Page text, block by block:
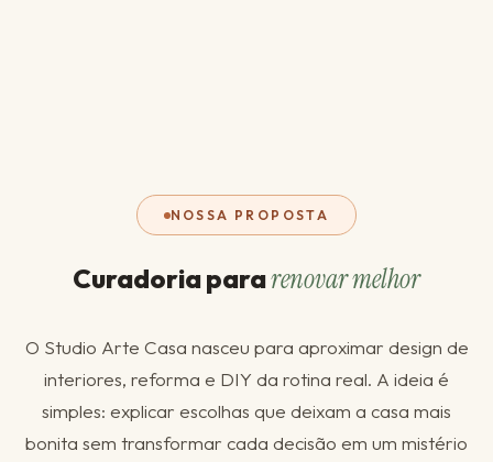
NOSSA PROPOSTA
Curadoria pararenovar melhor
O Studio Arte Casa nasceu para aproximar design de
interiores, reforma e DIY da rotina real. A ideia é
simples: explicar escolhas que deixam a casa mais
bonita sem transformar cada decisão em um mistério